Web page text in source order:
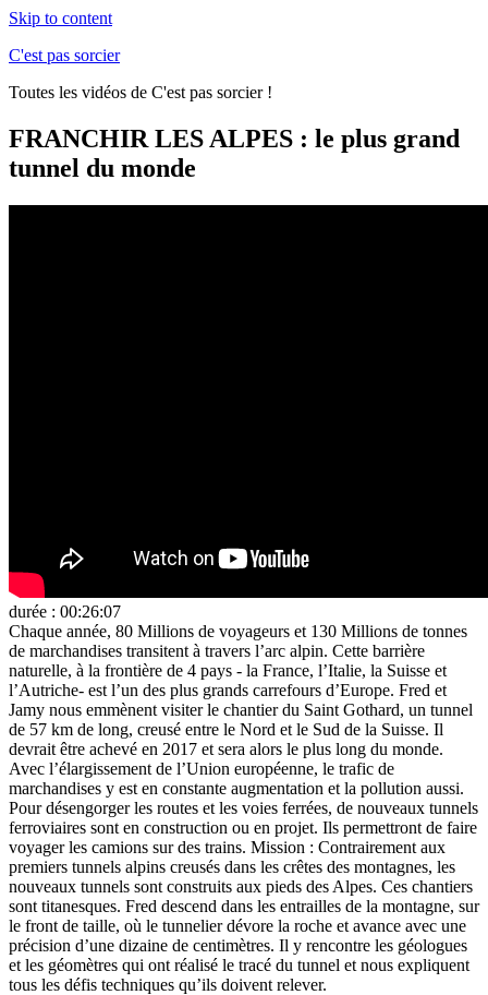
Skip to content
C'est pas sorcier
Toutes les vidéos de C'est pas sorcier !
FRANCHIR LES ALPES : le plus grand
tunnel du monde
durée : 00:26:07
Chaque année, 80 Millions de voyageurs et 130 Millions de tonnes
de marchandises transitent à travers l’arc alpin. Cette barrière
naturelle, à la frontière de 4 pays - la France, l’Italie, la Suisse et
l’Autriche- est l’un des plus grands carrefours d’Europe. Fred et
Jamy nous emmènent visiter le chantier du Saint Gothard, un tunnel
de 57 km de long, creusé entre le Nord et le Sud de la Suisse. Il
devrait être achevé en 2017 et sera alors le plus long du monde.
Avec l’élargissement de l’Union européenne, le trafic de
marchandises y est en constante augmentation et la pollution aussi.
Pour désengorger les routes et les voies ferrées, de nouveaux tunnels
ferroviaires sont en construction ou en projet. Ils permettront de faire
voyager les camions sur des trains. Mission : Contrairement aux
premiers tunnels alpins creusés dans les crêtes des montagnes, les
nouveaux tunnels sont construits aux pieds des Alpes. Ces chantiers
sont titanesques. Fred descend dans les entrailles de la montagne, sur
le front de taille, où le tunnelier dévore la roche et avance avec une
précision d’une dizaine de centimètres. Il y rencontre les géologues
et les géomètres qui ont réalisé le tracé du tunnel et nous expliquent
tous les défis techniques qu’ils doivent relever.